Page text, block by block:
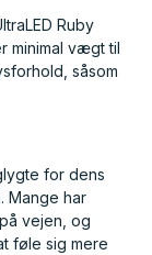
Ruby
minimal vægt til
såsom
for dens
Mange har
vejen, og
føle sig mere